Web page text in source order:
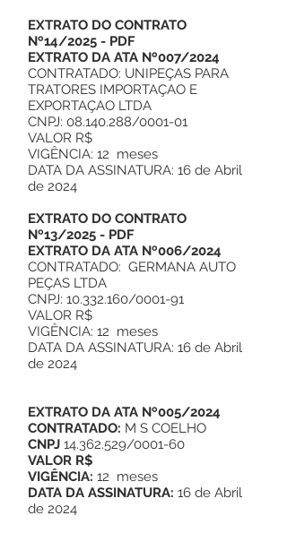
EXTRATO DO CONTRATO
Nº14/2025 - PDF
EXTRATO DA ATA Nº007/2024
CONTRATADO: UNIPEÇAS PARA
TRATORES IMPORTAÇAO E
EXPORTAÇAO LTDA
CNPJ: 08.140.288/0001-01
VALOR R$
VIGÊNCIA: 12 meses
DATA DA ASSINATURA: 16 de Abril
de 2024
EXTRATO DO CONTRATO
Nº13/2025 - PDF
EXTRATO DA ATA Nº006/2024
CONTRATADO: GERMANA AUTO
PEÇAS LTDA
CNPJ: 10.332.160/0001-91
VALOR R$
VIGÊNCIA: 12 meses
DATA DA ASSINATURA: 16 de Abril
de 2024
EXTRATO DA ATA Nº005/2024
CONTRATADO: M S COELHO
CNPJ 14.362.529/0001-60
VALOR R$
VIGÊNCIA: 12 meses
DATA DA ASSINATURA: 16 de Abril
de 2024